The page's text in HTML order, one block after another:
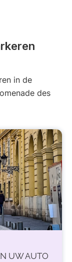
in de
des
UW AUTO